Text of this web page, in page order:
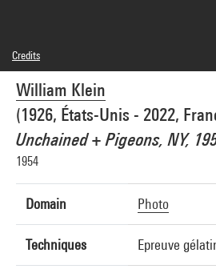
William Klein
(1926, États-Unis - 2022,
Unchained + Pigeons, NY,
1954
Domain Photo
Techniques Epreuve
Credits
© William Klein Estate
Photo credits : Centre Pompidou, MNAM-CCI/
photographique du MNAM/Dist. GrandPalaisRmn
Image reference : 1A14513 [1986 X 0778]